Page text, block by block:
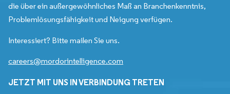
die über ein außergewöhnliches Maß an Branchenkenntnis,
Problemlösungsfähigkeit und Neigung verfügen.
Interessiert? Bitte mailen Sie uns.
careers@mordorintelligence.com
JETZT MIT UNS IN VERBINDUNG TRETEN